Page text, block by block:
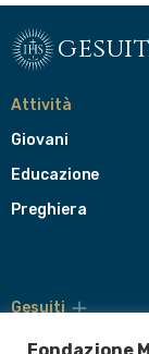
Attività
Giovani
Educazione
Preghiera
Gesuiti
di